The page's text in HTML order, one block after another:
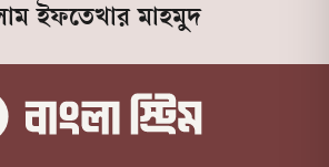
ইফতেখার মাহমুদ